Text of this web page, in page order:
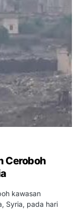
Ceroboh
kawasan
Syria, pada hari